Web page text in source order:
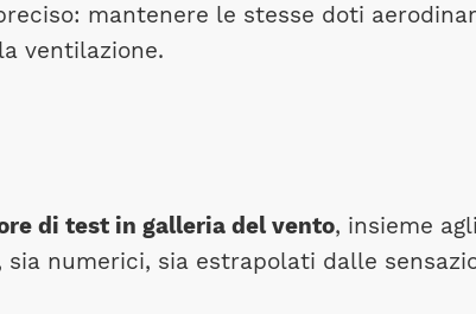
mantenere le stesse doti
ventilazione.
di test in galleria del vento, insieme
numerici, sia estrapolati dalle